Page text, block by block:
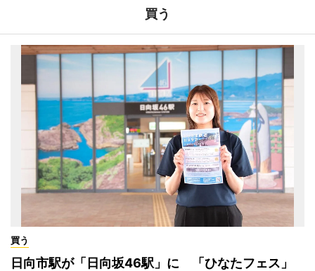
買う
買う
日向市駅が「日向坂46駅」に 「ひなたフェス」